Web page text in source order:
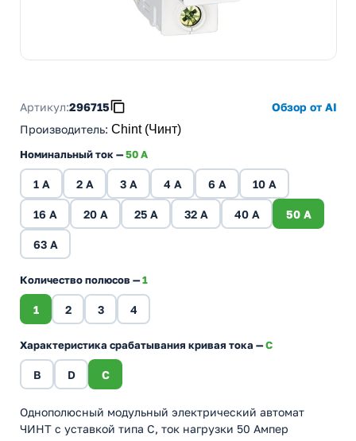
Артикул:296715
Обзор от AI
Производитель: Chint (Чинт)
Номинальный ток —50 A
1 A 2 A 3 A 4 A 6 A 10 A
16 A 20 A 25 A 32 A 40 A 50 A
63 A
Количество полюсов —1
1 2 3 4
Характеристика срабатывания кривая тока —C
B D C
Однополюсный модульный электрический автомат
ЧИНТ с уставкой типа С, ток нагрузки 50 Ампер